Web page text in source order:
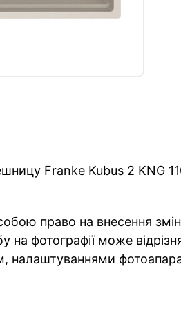
Franke Kubus 2 KNG
право на внесення змін
на фотографії може
налаштуваннями